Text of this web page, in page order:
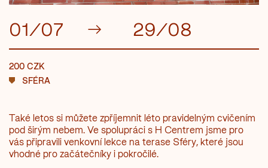
01/07 → 29/08
200 CZK
SFÉRA
Také letos si můžete zpříjemnit léto pravidelným cvičením
pod širým nebem. Ve spolupráci s H Centrem jsme pro
vás připravili venkovní lekce na terase Sféry, které jsou
vhodné pro začátečníky i pokročilé.